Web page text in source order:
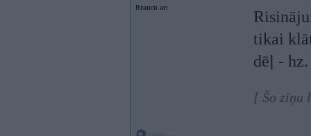
Braucu ar:
tikai
dēļ - hz.
[ Šo ziņu